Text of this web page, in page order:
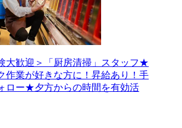
大歓迎＞「厨房清掃」スタッフ★
作業が好きな方に！昇給あり！手
ロー★夕方からの時間を有効活